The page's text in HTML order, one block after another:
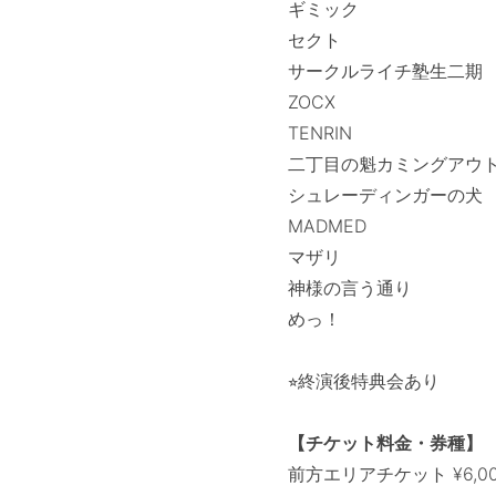
ギミック
セクト
サークルライチ塾生二期
ZOCX
TENRIN
二丁目の魁カミングアウ
シュレーディンガーの犬
MADMED
マザリ
神様の言う通り
めっ！
⭐︎終演後特典会あり
【チケット料金・券種】
前方エリアチケット